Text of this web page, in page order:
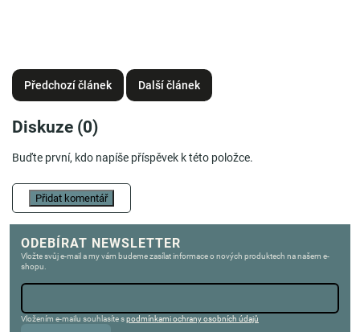
Předchozí článek Další článek
Diskuze (0)
Buďte první, kdo napíše příspěvek k této položce.
Přidat komentář
ODEBÍRAT NEWSLETTER
Vložte svůj e-mail a my vám budeme zasílat informace o nových produktech na našem e-
shopu.
Vložením e-mailu souhlasíte spodmínkami ochrany osobních údajů